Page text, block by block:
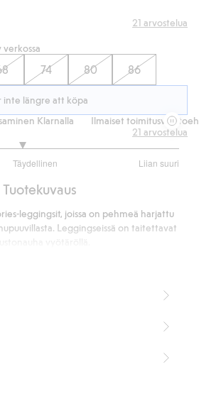
luokitus: 21 arvostelua
74 80 86
inte längre att köpa
Klarnalla Ilmaiset
Täydellinen Liian suuri
21 arvostelua
Tuotekuvaus
leggingsit, joissa on pehmeä harjattu
Leggingseissä on taitettavat